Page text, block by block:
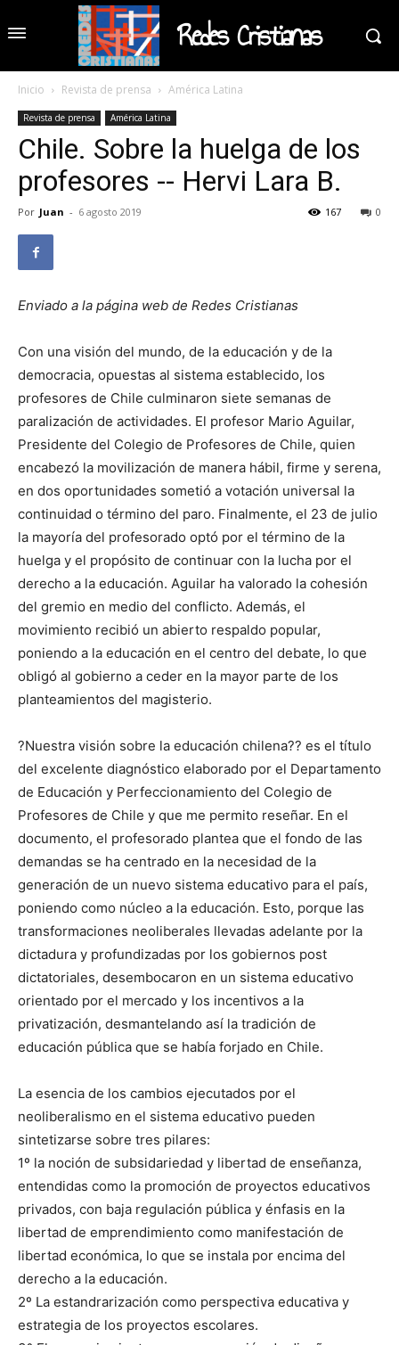
Redes Cristianas
Inicio Revista de prensa América Latina
Revista de prensa América Latina
Chile. Sobre la huelga de los
profesores -- Hervi Lara B.
Por Juan - 6 agosto 2019 0
167
Enviado a la página web de Redes Cristianas
Con una visión del mundo, de la educación y de la
democracia, opuestas al sistema establecido, los
profesores de Chile culminaron siete semanas de
paralización de actividades. El profesor Mario Aguilar,
Presidente del Colegio de Profesores de Chile, quien
encabezó la movilización de manera hábil, firme y serena,
en dos oportunidades sometió a votación universal la
continuidad o término del paro. Finalmente, el 23 de julio
la mayoría del profesorado optó por el término de la
huelga y el propósito de continuar con la lucha por el
derecho a la educación. Aguilar ha valorado la cohesión
del gremio en medio del conflicto. Además, el
movimiento recibió un abierto respaldo popular,
poniendo a la educación en el centro del debate, lo que
obligó al gobierno a ceder en la mayor parte de los
planteamientos del magisterio.
?Nuestra visión sobre la educación chilena?? es el título
del excelente diagnóstico elaborado por el Departamento
de Educación y Perfeccionamiento del Colegio de
Profesores de Chile y que me permito reseñar. En el
documento, el profesorado plantea que el fondo de las
demandas se ha centrado en la necesidad de la
generación de un nuevo sistema educativo para el país,
poniendo como núcleo a la educación. Esto, porque las
transformaciones neoliberales llevadas adelante por la
dictadura y profundizadas por los gobiernos post
dictatoriales, desembocaron en un sistema educativo
orientado por el mercado y los incentivos a la
privatización, desmantelando así la tradición de
educación pública que se había forjado en Chile.
La esencia de los cambios ejecutados por el
neoliberalismo en el sistema educativo pueden
sintetizarse sobre tres pilares:
1º la noción de subsidariedad y libertad de enseñanza,
entendidas como la promoción de proyectos educativos
privados, con baja regulación pública y énfasis en la
libertad de emprendimiento como manifestación de
libertad económica, lo que se instala por encima del
derecho a la educación.
2º La estandrarización como perspectiva educativa y
estrategia de los proyectos escolares.